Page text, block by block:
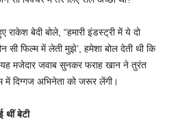
बेदी बोले, “हमारी इंडस्ट्री में ये दो
सी फिल्म में लेती मुझे’, हमेशा बोल देती थी कि
मजेदार जवाब सुनकर फराह खान ने तुरंत
में दिग्गज अभिनेता को जरूर लेंगी।
थीं बेटी